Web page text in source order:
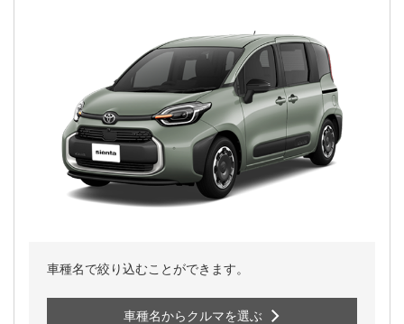
車種名で絞り込むことができます。
車種名からクルマを選ぶ